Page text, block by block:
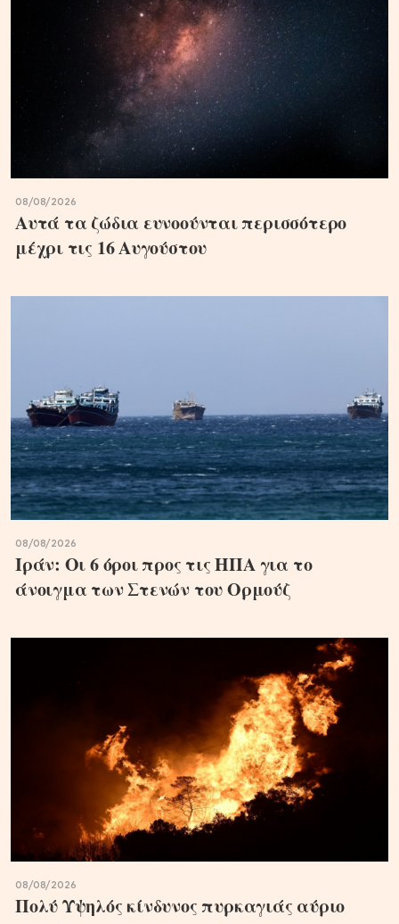
08/08/2026
Aυτά τα ζώδια ευνοούνται περισσότερο
μέχρι τις 16 Αυγούστου
08/08/2026
Ιράν: Οι 6 όροι προς τις ΗΠΑ για το
άνοιγμα των Στενών του Ορμούζ
08/08/2026
Πολύ Υψηλός κίνδυνος πυρκαγιάς αύριο